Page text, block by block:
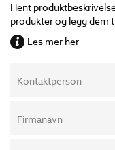
Hent
produkter og legg dem
Les mer her
Kontaktperson
Firmanavn